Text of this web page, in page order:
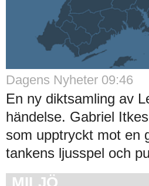
Dagens Nyheter 09:46
En ny diktsamling av
händelse. Gabriel
som upptryckt mot en
tankens ljusspel och
MILJÖ